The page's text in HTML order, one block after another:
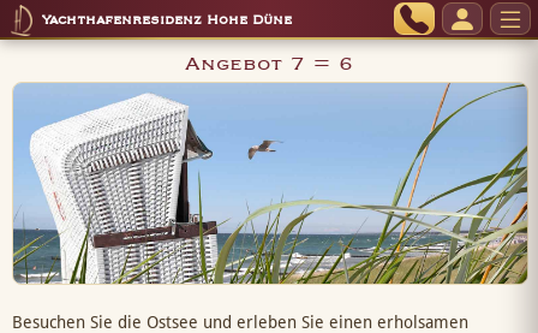
Yachthafenresidenz Hohe Düne
Angebot 7 = 6
Besuchen Sie die Ostsee und erleben Sie einen erholsamen